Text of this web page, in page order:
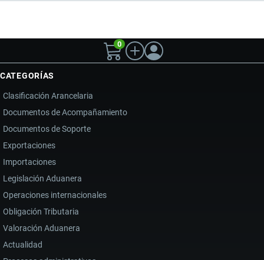
0
CATEGORÍAS
Clasificación Arancelaria
Documentos de Acompañamiento
Documentos de Soporte
Exportaciones
Importaciones
Legislación Aduanera
Operaciones internacionales
Obligación Tributaria
Valoración Aduanera
Actualidad